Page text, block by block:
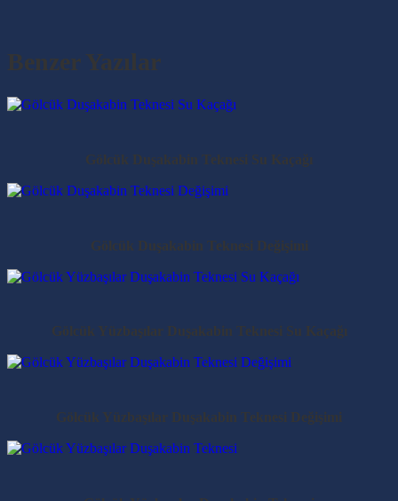
Benzer Yazılar
Gölcük Duşakabin Teknesi Su Kaçağı
Gölcük Duşakabin Teknesi Değişimi
Gölcük Yüzbaşılar Duşakabin Teknesi Su Kaçağı
Gölcük Yüzbaşılar Duşakabin Teknesi Değişimi